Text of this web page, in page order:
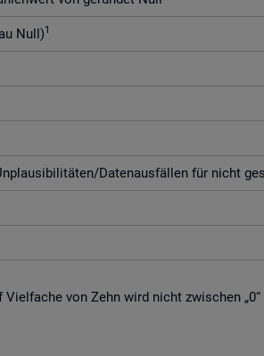
Null)1
Da­ten­aus­fäl­len für nicht
von Zehn wird nicht zwi­schen